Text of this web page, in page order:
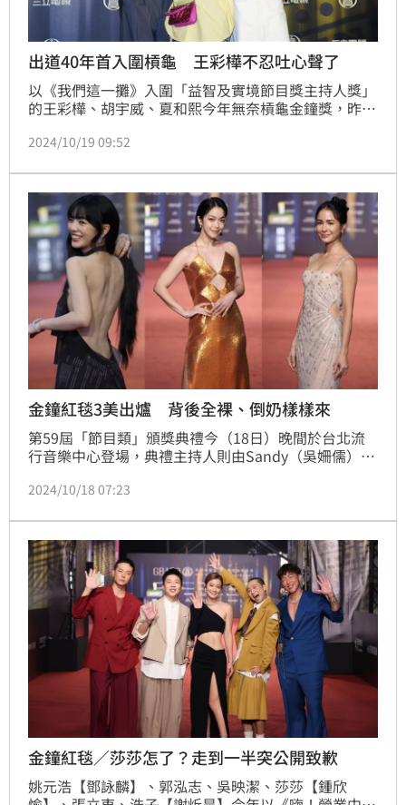
出道40年首入圍槓龜 王彩樺不忍吐心聲了
以《我們這一攤》入圍「益智及實境節目獎主持人獎」
的王彩樺、胡宇威、夏和熙今年無奈槓龜金鐘獎，昨三
年，第1次入圍，這個節目我們錄得很辛苦，而且我們
程學習到很多，雖然沒有得獎，我還是要謝謝曾經幫助
過我們的每1位攤位的老闆。」蔡維歆
2024/10/19 09:52
金鐘紅毯3美出爐 背後全裸、倒奶樣樣來
第59屆「節目類」頒獎典禮今（18日）晚間於台北流
行音樂中心登場，典禮主持人則由Sandy（吳姍儒）獨
紛紛搬出戰袍比美，《三立新聞網》特別整理出紅毯三
2024/10/18 07:23
金鐘紅毯／莎莎怎了？走到一半突公開致歉
姚元浩【鄧詠麟】、郭泓志、吳映潔、莎莎【鍾欣